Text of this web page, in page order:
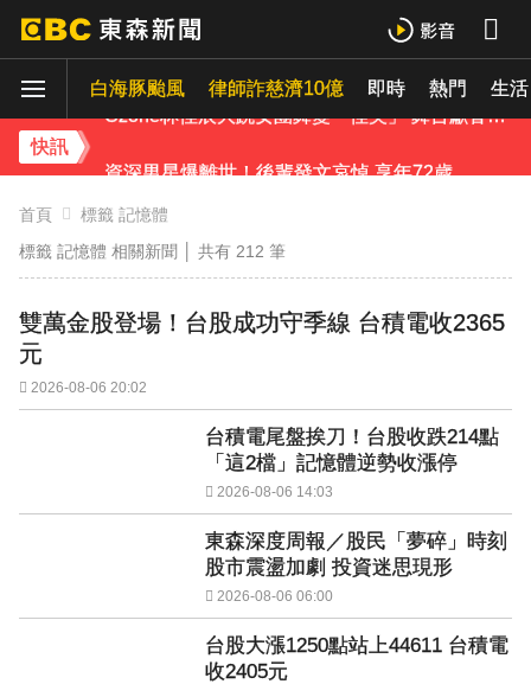
白海豚颱風 律師詐慈濟10億 即時 熱門 生活
快訊
NiziU時隔兩年訪台 華西街取景吸粉朝聖
Ozone林佳辰大跳女團舞變「佳美」 舞台獻香吻全場暴動了
TWICE定延不續約！手寫信宣布離開JYP 簽新東家成邊佑錫師妹
泰男團Dragon 5男星爆死訊！騎單車離家失聯 陳屍河中驚見「20公斤重物」
下載東森App，隨時掌握天下大小事！
《背著善宰跑》女星才公開婚訊！再曝好消息 甜喊：當媽媽
首頁
標籤 記憶體
標籤 記憶體 相關新聞 │ 共有 212 筆
雙萬金股登場！台股成功守季線 台積電收2365
元
2026-08-06 20:02
台積電尾盤挨刀！台股收跌214點
「這2檔」記憶體逆勢收漲停
2026-08-06 14:03
東森深度周報／股民「夢碎」時刻
股市震盪加劇 投資迷思現形
2026-08-06 06:00
台股大漲1250點站上44611 台積電
收2405元